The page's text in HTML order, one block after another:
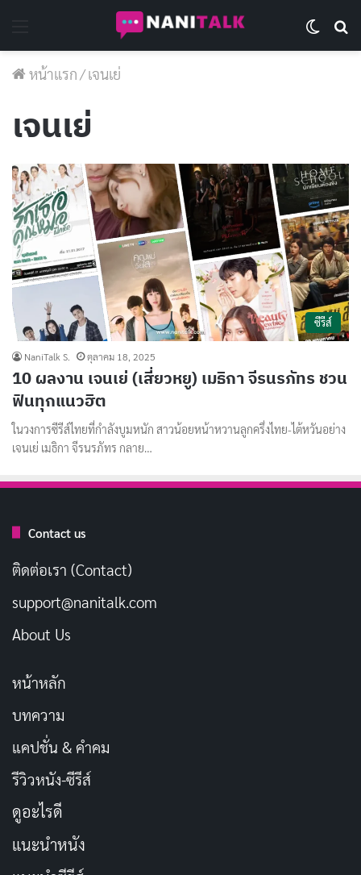
หน้าแรก/เจนเย่
เจนเย่
ซีรีส์
NaniTalk S. ตุลาคม 18, 2025
10 ผลงาน เจนเย่ (เสี่ยวหยู) เมธิกา จีรนรภัทร ชวน
ฟินทุกแนวฮิต
ในวงการซีรีส์ไทยที่กำลังบูมหนัก สาวน้อยหน้าหวานลูกครึ่งไทย-ไต้หวันอย่าง
เจนเย่ เมธิกา จีรนรภัทร กลาย…
Contact us
ติดต่อเรา (Contact)
support@nanitalk.com
About Us
หน้าหลัก
บทความ
แคปชั่น & คำคม
รีวิวหนัง-ซีรีส์
ดูอะไรดี
แนะนำหนัง